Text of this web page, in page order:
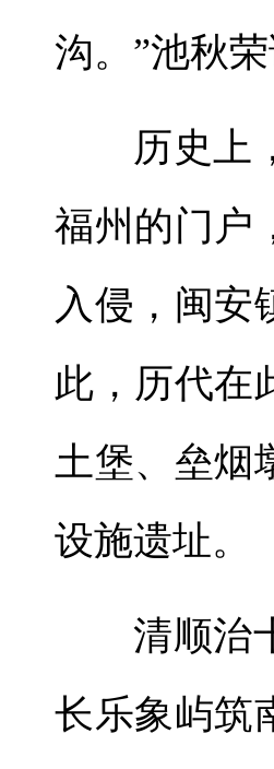
沟。”池秋荣
历史上
福州的门户
入侵，闽安
此，历代在
土堡、垒烟
设施遗址。
清顺治
长乐象屿筑